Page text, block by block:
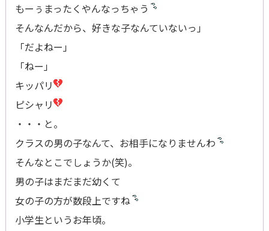
もーぅまったくやんなっちゃう
そんなんだから、好きな子なんていないっ」
「だよねー」
「ねー」
キッパリ
ピシャリ
・・・と。
クラスの男の子なんて、お相手になりませんわ
そんなとこでしょうか(笑)。
男の子はまだまだ幼くて
女の子の方が数段上ですね
小学生というお年頃。